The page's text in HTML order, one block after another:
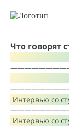
Что говорят
Интервью со
Интервью со